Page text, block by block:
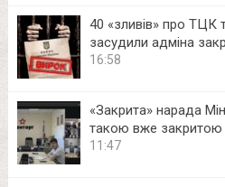
40 «зливів» про ТЦК
засудили адміна
16:58
«Закрита» нарада
такою вже закритою
11:47